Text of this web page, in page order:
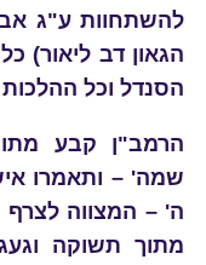
להשתחוות ע"ג
הגאון דב ליאור)
הסנדל וכל
הרמב"ן קבע
שמה' – ותאמרו
ה' – המצווה לצרף
מתוך תשוקה